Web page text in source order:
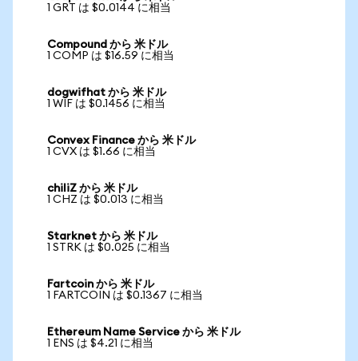
1 GRT は $0.0144 に相当
Compound から 米ドル
1 COMP は $16.59 に相当
dogwifhat から 米ドル
1 WIF は $0.1456 に相当
Convex Finance から 米ドル
1 CVX は $1.66 に相当
chiliZ から 米ドル
1 CHZ は $0.013 に相当
Starknet から 米ドル
1 STRK は $0.025 に相当
Fartcoin から 米ドル
1 FARTCOIN は $0.1367 に相当
Ethereum Name Service から 米ドル
1 ENS は $4.21 に相当